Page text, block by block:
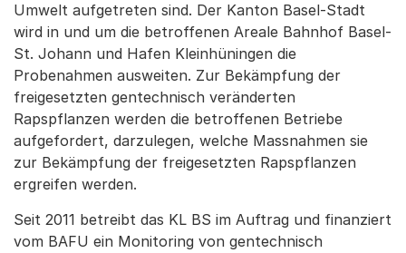
Umwelt aufgetreten sind. Der Kanton Basel-Stadt
wird in und um die betroffenen Areale Bahnhof Basel-
St. Johann und Hafen Kleinhüningen die
Probenahmen ausweiten. Zur Bekämpfung der
freigesetzten gentechnisch veränderten
Rapspflanzen werden die betroffenen Betriebe
aufgefordert, darzulegen, welche Massnahmen sie
zur Bekämpfung der freigesetzten Rapspflanzen
ergreifen werden.
Seit 2011 betreibt das KL BS im Auftrag und finanziert
vom BAFU ein Monitoring von gentechnisch